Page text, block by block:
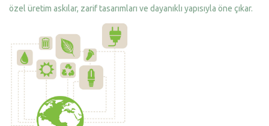
özel üretim askılar, zarif tasarımları ve dayanıklı yapısıyla öne çıkar.